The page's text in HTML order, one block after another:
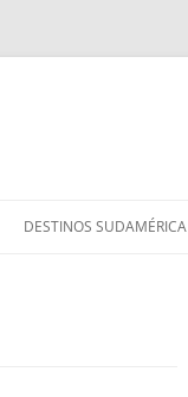
DESTINOS SUDAMÉRICA